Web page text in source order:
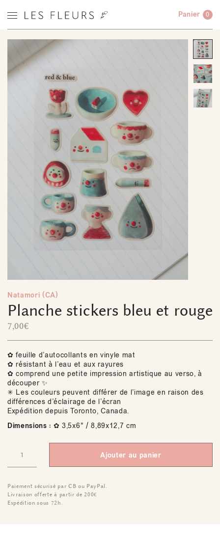
Panier 0
Natamori (CA)
Planche stickers bleu et rouge
7,00€
✿ feuille d’autocollants en vinyle mat
✿ résistant à l’eau et aux rayures
✿ comprend une petite impression artistique au verso, à
découper ✨
✳ Les couleurs peuvent différer de l’image en raison des
différences d’éclairage de l’écran
Expédition depuis Toronto, Canada.
Dimensions : ✿ 3,5x6" / 8,89x12,7 cm
Ajouter au panier
Paiement sécurisé par CB ou PayPal.
Livraison offerte à partir de 200€
Expédition sous 72h.